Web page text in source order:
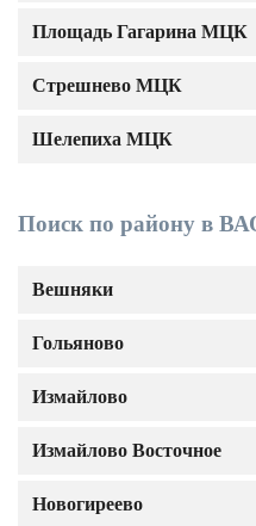
Поиск по району в
Вешняки
Гольяново
Измайлово
Измайлово Восточное
Новогиреево
Площадь Гагарина МЦК
Стрешнево МЦК
Шелепиха МЦК